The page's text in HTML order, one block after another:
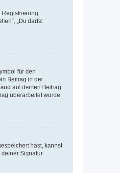
Registrierung
„Du darfst
für den
Beitrag in der
auf deinen Beitrag
überarbeitet wurde.
hast, kannst
deiner Signatur